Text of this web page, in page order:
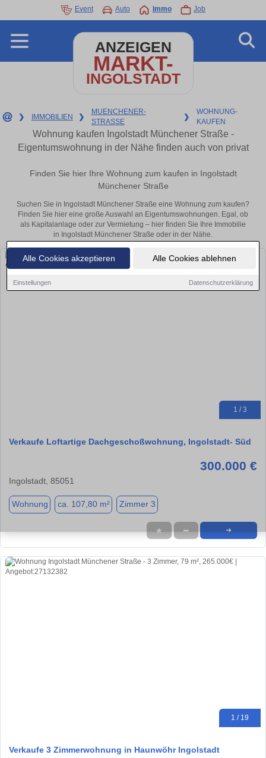
Alle Cookies akzeptieren Alle Cookies ablehnen
Einstellungen Datenschutzerklärung
Event Auto Immo Job
ANZEIGEN
MARKT-
INGOLSTADT
❯ IMMOBILIEN ❯
MUENCHENER-
STRASSE
❯
WOHNUNG-
KAUFEN
Wohnung kaufen Ingolstadt Münchener Straße -
Eigentumswohnung in der Nähe finden auch von privat
Finden Sie hier Ihre Wohnung zum kaufen in Ingolstadt
Münchener Straße
Suchen Sie in Ingolstadt Münchener Straße eine Wohnung zum kaufen?
Finden Sie hier eine große Auswahl an Eigentumswohnungen. Egal, ob
als Kapitalanlage oder zur Vermietung – hier finden Sie Ihre Immobilie
in Ingolstadt Münchener Straße oder in der Nähe.
1 / 3
Verkaufe Loftartige Dachgeschoßwohnung, Ingolstadt- Süd
300.000 €
Ingolstadt, 85051
Wohnung ca. 107,80 m² Zimmer 3
★ ➦ ➜
1 / 19
Verkaufe 3 Zimmerwohnung in Haunwöhr Ingolstadt